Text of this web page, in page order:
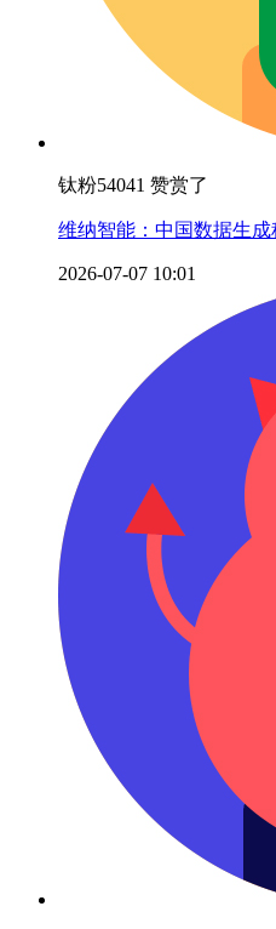
钛粉54041 赞赏了
维纳智能：中国数据生成
2026-07-07 10:01